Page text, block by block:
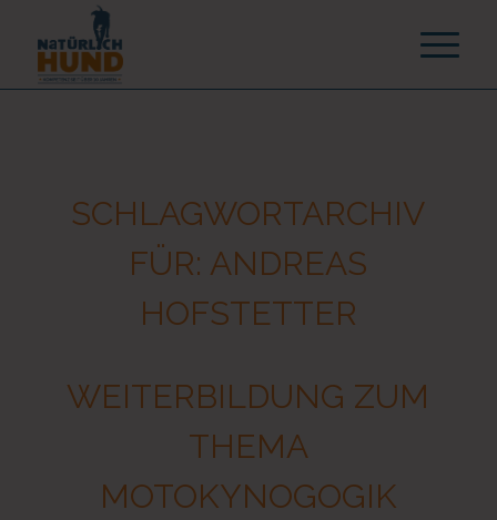
SCHLAGWORTARCHIV
FÜR: ANDREAS
HOFSTETTER
WEITERBILDUNG ZUM
THEMA
MOTOKYNOGOGIK